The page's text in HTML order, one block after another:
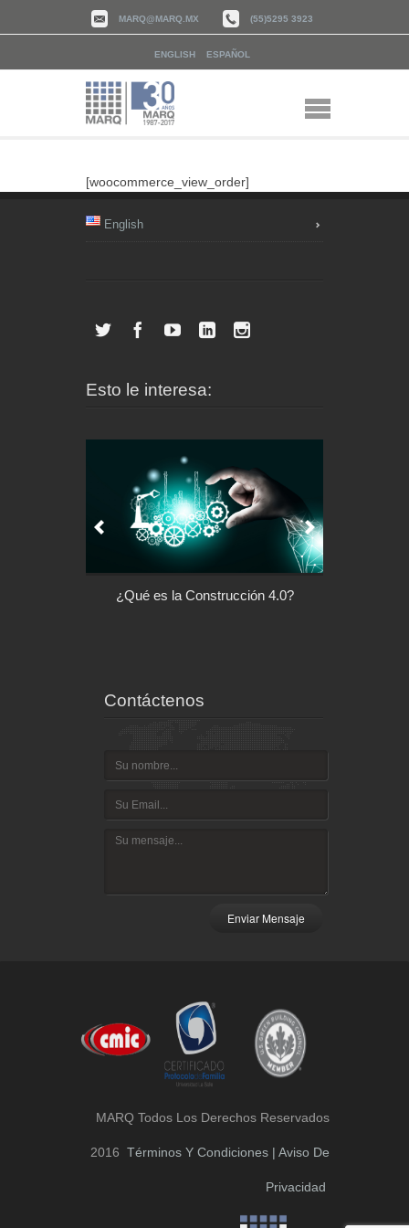
MARQ@MARQ.MX (55)5295 3923
ENGLISH ESPAÑOL
[woocommerce_view_order]
English
Esto le interesa:
¿Qué es la Construcción 4.0?
Contáctenos
Enviar Mensaje
MARQ Todos Los Derechos Reservados
2016 Términos Y Condiciones | Aviso De
Privacidad